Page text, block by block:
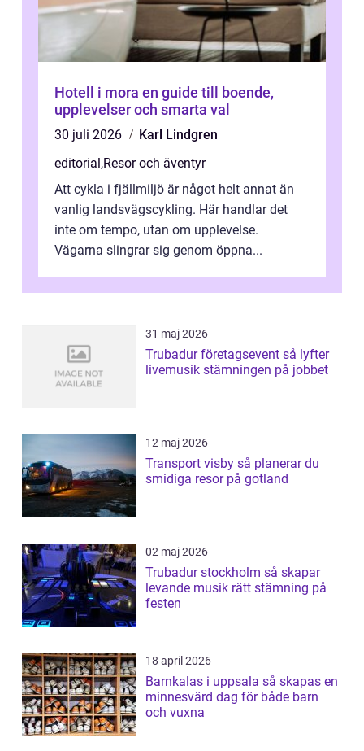
Hotell i mora en guide till boende,
upplevelser och smarta val
30 juli 2026
Karl Lindgren
editorial,Resor och äventyr
Att cykla i fjällmiljö är något helt annat än
vanlig landsvägscykling. Här handlar det
inte om tempo, utan om upplevelse.
Vägarna slingrar sig genom öppna...
31 maj 2026
Trubadur företagsevent så lyfter
livemusik stämningen på jobbet
12 maj 2026
Transport visby så planerar du
smidiga resor på gotland
02 maj 2026
Trubadur stockholm så skapar
levande musik rätt stämning på
festen
18 april 2026
Barnkalas i uppsala så skapas en
minnesvärd dag för både barn
och vuxna